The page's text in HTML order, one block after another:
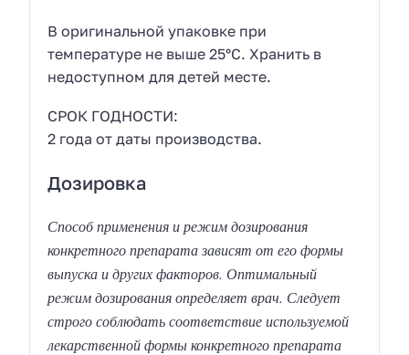
В оригинальной упаковке при
температуре не выше 25°С. Хранить в
недоступном для детей месте.
СРОК ГОДНОСТИ:
2 года от даты производства.
Дозировка
Способ применения и режим дозирования
конкретного препарата зависят от его формы
выпуска и других факторов. Оптимальный
режим дозирования определяет врач. Следует
строго соблюдать соответствие используемой
лекарственной формы конкретного препарата